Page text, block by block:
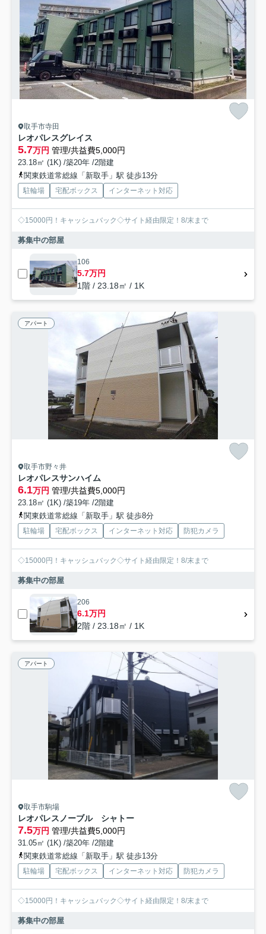
取手市寺田
レオパレスグレイス
5.7万円 管理/共益費5,000円
23.18㎡ (1K) /築20年 /2階建
関東鉄道常総線「新取手」駅 徒歩13分
駐輪場 宅配ボックス インターネット対応
◇15000円！キャッシュバック◇サイト経由限定！8/末まで
募集中の部屋
106
5.7万円
1階 / 23.18㎡ / 1K
アパート
取手市野々井
レオパレスサンハイム
6.1万円 管理/共益費5,000円
23.18㎡ (1K) /築19年 /2階建
関東鉄道常総線「新取手」駅 徒歩8分
駐輪場 宅配ボックス インターネット対応 防犯カメラ
◇15000円！キャッシュバック◇サイト経由限定！8/末まで
募集中の部屋
206
6.1万円
2階 / 23.18㎡ / 1K
アパート
取手市駒場
レオパレスノーブル シャトー
7.5万円 管理/共益費5,000円
31.05㎡ (1K) /築20年 /2階建
関東鉄道常総線「新取手」駅 徒歩13分
駐輪場 宅配ボックス インターネット対応 防犯カメラ
◇15000円！キャッシュバック◇サイト経由限定！8/末まで
募集中の部屋